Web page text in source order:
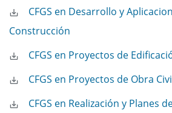
CFGS en Desarrollo y
Construcción
CFGS en Proyectos de
CFGS en Proyectos de Obra
CFGS en Realización y Planes